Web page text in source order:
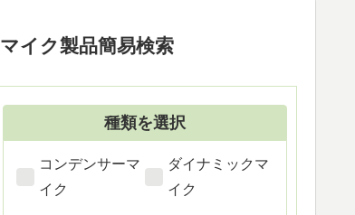
マイク製品簡易検索
種類を選択
コンデンサーマ
イク
ダイナミックマ
イク